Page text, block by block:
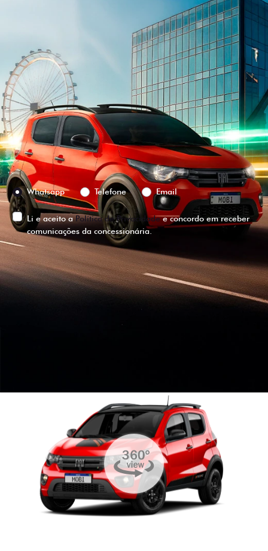
Versão escolhida
Preferência de contato:
Whatsapp
Telefone
Li e aceito a Política de Privacidadee concordo em receber
comunicações da concessionária.
ENTRAR EM CONTATO
VISUALIZE O
VEÍCULO EM